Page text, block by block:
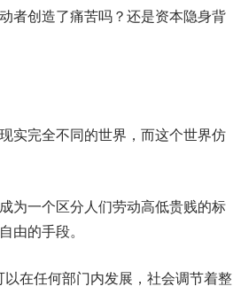
者创造了痛苦吗？还是资本隐身背
实完全不同的世界，而这个世界仿
为一个区分人们劳动高低贵贱的标
由的手段。
在任何部门内发展，社会调节着整